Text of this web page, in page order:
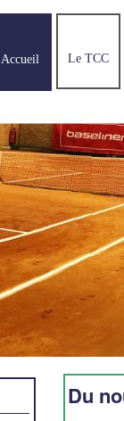
Accueil Le TCC
Du